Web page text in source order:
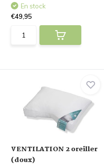
En stock
€49,95
VENTILATION 2 oreiller
(doux)